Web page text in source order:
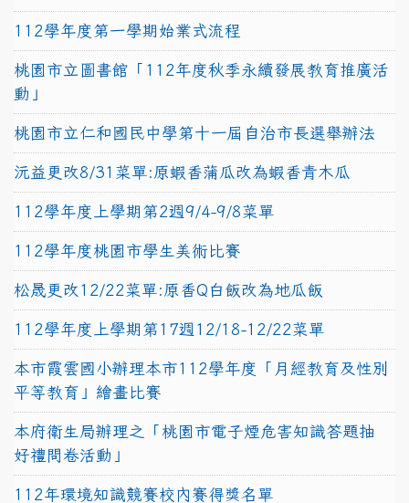
112學年度第一學期始業式流程
桃園市立圖書館「112年度秋季永續發展教育推廣活
動」
桃園市立仁和國民中學第十一屆自治市長選舉辦法
沅益更改8/31菜單:原蝦香蒲瓜改為蝦香青木瓜
112學年度上學期第2週9/4-9/8菜單
112學年度桃園市學生美術比賽
松晟更改12/22菜單:原香Q白飯改為地瓜飯
112學年度上學期第17週12/18-12/22菜單
本市霞雲國小辦理本市112學年度「月經教育及性別
平等教育」繪畫比賽
本府衛生局辦理之「桃園市電子煙危害知識答題抽
好禮問卷活動」
112年環境知識競賽校內賽得獎名單